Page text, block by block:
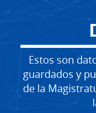
Estos son
guardados y
de la